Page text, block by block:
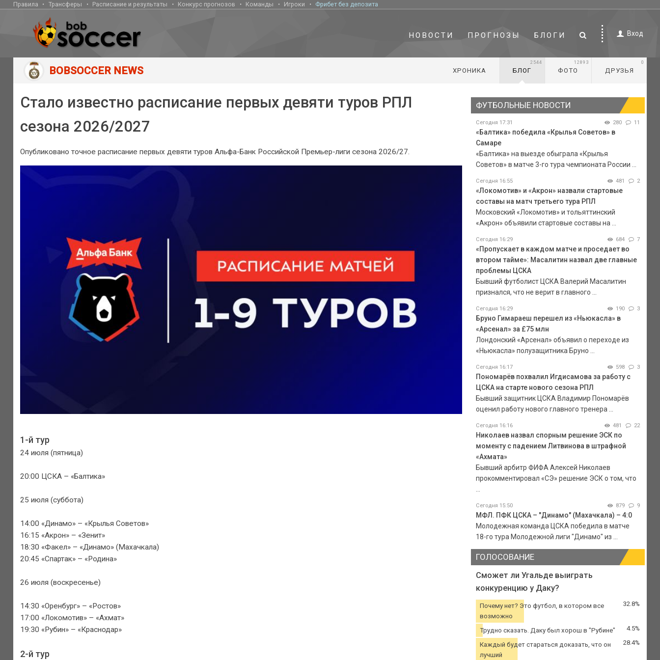
Правила Трансферы Расписание и результаты Конкурс прогнозов Команды Игроки Фрибет без депозита
НОВОСТИ ПРОГНОЗЫ БЛОГИ Вход
BOBSOCCER NEWS ХРОНИКА БЛОГ
2544
ФОТО
12893
ДРУЗЬЯ
0
Стало известно расписание первых девяти туров РПЛ
сезона 2026/2027
Опубликовано точное расписание первых девяти туров Альфа-Банк Российской Премьер-лиги сезона 2026/27.
1-й тур
24 июля (пятница)
20:00 ЦСКА – «Балтика»
25 июля (суббота)
14:00 «Динамо» – «Крылья Советов»
16:15 «Акрон» – «Зенит»
18:30 «Факел» – «Динамо» (Махачкала)
20:45 «Спартак» – «Родина»
26 июля (воскресенье)
14:30 «Оренбург» – «Ростов»
17:00 «Локомотив» – «Ахмат»
19:30 «Рубин» – «Краснодар»
2-й тур
ФУТБОЛЬНЫЕ НОВОСТИ
Сегодня 17:31 280 11
«Балтика» победила «Крылья Советов» в
Самаре
«Балтика» на выезде обыграла «Крылья
Советов» в матче 3-го тура чемпионата России ...
Сегодня 16:55 481 2
«Локомотив» и «Акрон» назвали стартовые
составы на матч третьего тура РПЛ
Московский «Локомотив» и тольяттинский
«Акрон» объявили стартовые составы на ...
Сегодня 16:29 684 7
«Пропускает в каждом матче и проседает во
втором тайме»: Масалитин назвал две главные
проблемы ЦСКА
Бывший футболист ЦСКА Валерий Масалитин
признался, что не верит в главного ...
Сегодня 16:29 190 3
Бруно Гимараеш перешел из «Ньюкасла» в
«Арсенал» за £75 млн
Лондонский «Арсенал» объявил о переходе из
«Ньюкасла» полузащитника Бруно ...
Сегодня 16:17 598 3
Пономарёв похвалил Игдисамова за работу с
ЦСКА на старте нового сезона РПЛ
Бывший защитник ЦСКА Владимир Пономарёв
оценил работу нового главного тренера ...
Сегодня 16:16 481 22
Николаев назвал спорным решение ЭСК по
моменту с падением Литвинова в штрафной
«Ахмата»
Бывший арбитр ФИФА Алексей Николаев
прокомментировал «СЭ» решение ЭСК о том, что
Сегодня 15:50 879 9
МФЛ. ПФК ЦСКА – "Динамо" (Махачкала) – 4:0
Молодежная команда ЦСКА победила в матче
18-го тура Молодежной лиги "Динамо" из ...
ГОЛОСОВАНИЕ
Сможет ли Угальде выиграть
конкуренцию у Даку?
Почему нет? Это футбол, в котором все
возможно
32.8%
Трудно сказать. Даку был хорош в "Рубине" 4.5%
Каждый будет стараться доказать, что он
лучший
28.4%